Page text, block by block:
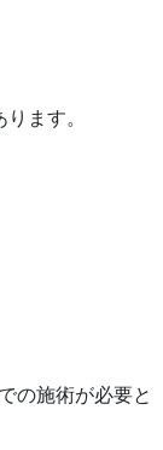
ます。
の施術が必要と